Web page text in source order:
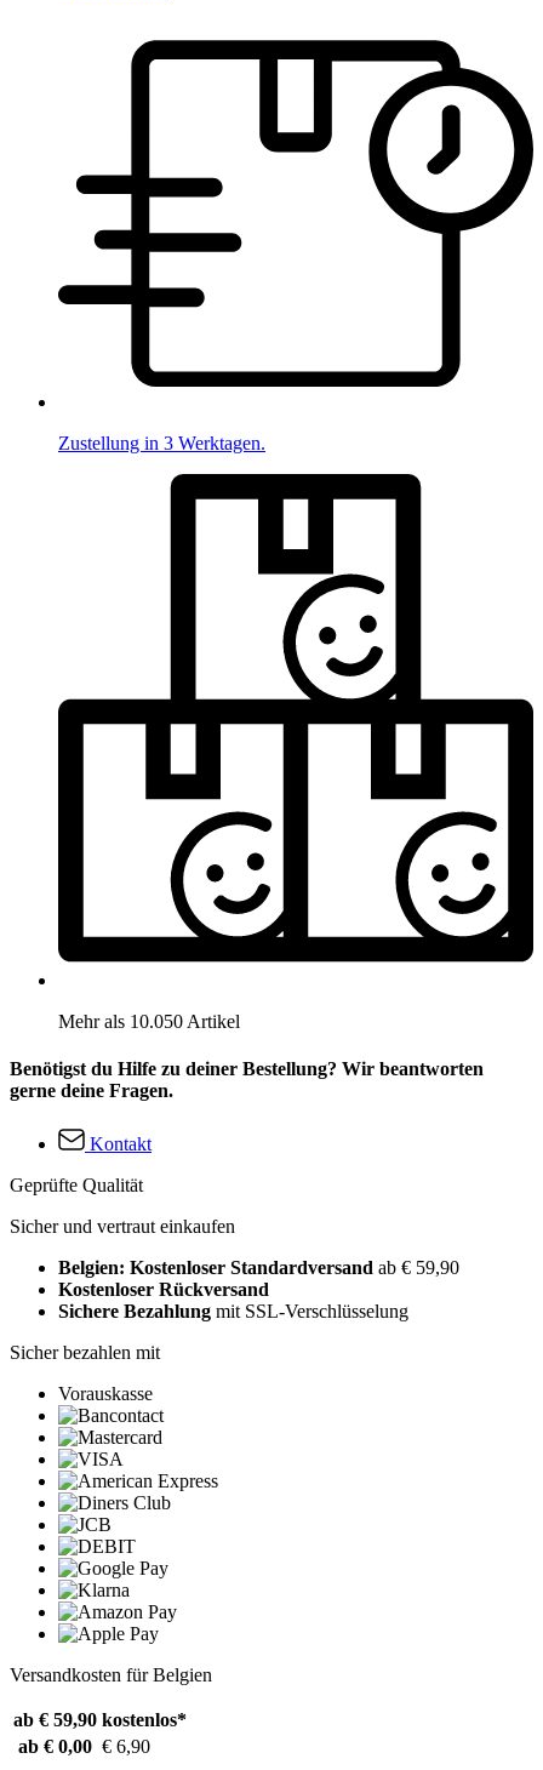
Zustellung in 3 Werktagen.
Mehr als 10.050 Artikel
Benötigst du Hilfe zu deiner Bestellung? Wir beantworten
gerne deine Fragen.
Kontakt
Geprüfte Qualität
Sicher und vertraut einkaufen
Belgien: Kostenloser Standardversand ab € 59,90
Kostenloser Rückversand
Sichere Bezahlung mit SSL-Verschlüsselung
Sicher bezahlen mit
Vorauskasse
Versandkosten für Belgien
ab € 59,90 kostenlos*
ab € 0,00 € 6,90